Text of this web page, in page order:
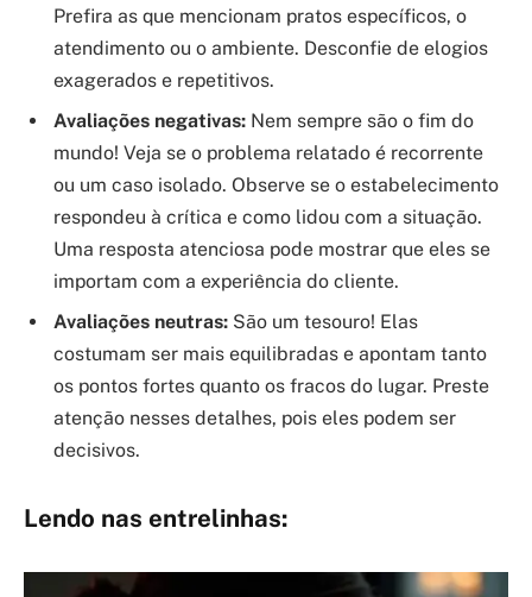
Prefira as que mencionam pratos específicos, o
atendimento ou o ambiente. Desconfie de elogios
exagerados e repetitivos.
Avaliações negativas: Nem sempre são o fim do
mundo! Veja se o problema relatado é recorrente
ou um caso isolado. Observe se o estabelecimento
respondeu à crítica e como lidou com a situação.
Uma resposta atenciosa pode mostrar que eles se
importam com a experiência do cliente.
Avaliações neutras: São um tesouro! Elas
costumam ser mais equilibradas e apontam tanto
os pontos fortes quanto os fracos do lugar. Preste
atenção nesses detalhes, pois eles podem ser
decisivos.
Lendo nas entrelinhas: